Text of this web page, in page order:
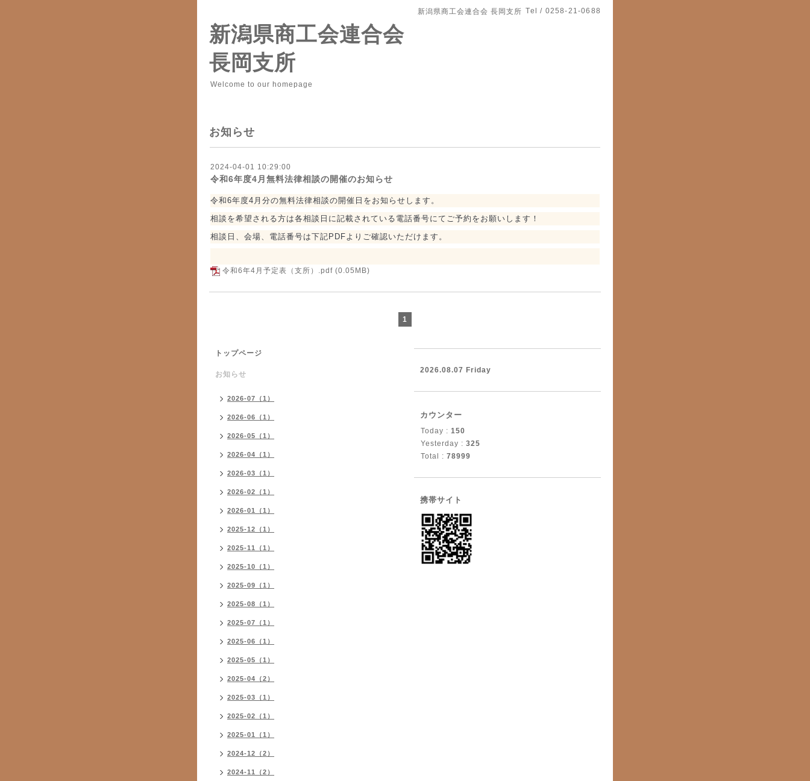
新潟県商工会連合会 長岡支所 Tel / 0258-21-0688
新潟県商工会連合会
長岡支所
Welcome to our homepage
お知らせ
2024-04-01 10:29:00
令和6年度4月無料法律相談の開催のお知らせ
令和6年度4月分の無料法律相談の開催日をお知らせします。
相談を希望される方は各相談日に記載されている電話番号にてご予約をお願いします！
相談日、会場、電話番号は下記PDFよりご確認いただけます。
令和6年4月予定表（支所）.pdf (0.05MB)
1
トップページ
お知らせ
2026-07（1）
2026-06（1）
2026-05（1）
2026-04（1）
2026-03（1）
2026-02（1）
2026-01（1）
2025-12（1）
2025-11（1）
2025-10（1）
2025-09（1）
2025-08（1）
2025-07（1）
2025-06（1）
2025-05（1）
2025-04（2）
2025-03（1）
2025-02（1）
2025-01（1）
2024-12（2）
2024-11（2）
2026.08.07 Friday
カウンター
Today : 150
Yesterday : 325
Total : 78999
携帯サイト